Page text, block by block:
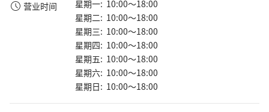
营业时间
星期一: 10:00～18:00
星期二: 10:00～18:00
星期三: 10:00～18:00
星期四: 10:00～18:00
星期五: 10:00～18:00
星期六: 10:00～18:00
星期日: 10:00～18:00